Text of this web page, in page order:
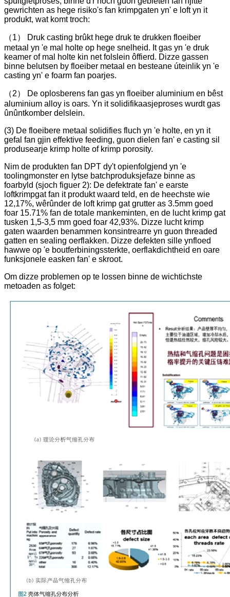
gewrichten as hege risiko's fan krimpgaten yn' e loft yn it
produkt, wat komt troch:
（1） Druk casting brûkt hege druk te drukken floeiber
metaal yn 'e mal holte op hege snelheid. It gas yn 'e druk
keamer of mal holte kin net folslein ôffierd. Dizze gassen
binne belutsen by floeiber metaal en besteane úteinlik yn 'e
casting yn' e foarm fan poarjes.
（2） De oplosberens fan gas yn floeiber aluminium en bêst
aluminium alloy is oars. Yn it solidifikaasjeproses wurdt gas
ûnûntkomber delslein.
(3) De floeibere metaal solidifies fluch yn 'e holte, en yn it
gefal fan gjin effektive feeding, guon dielen fan' e casting sil
produsearje krimp holte of krimp porosity.
Nim de produkten fan DPT dy't opienfolgjend yn 'e
toolingmonster en lytse batchproduksjefaze binne as
foarbyld (sjoch figuer 2): De defektrate fan' e earste
loftkrimpgat fan it produkt waard teld, en de heechste wie
12,17%, wêrûnder de loft krimp gat grutter as 3.5mm goed
foar 15.71% fan de totale mankeminten, en de lucht krimp gat
tusken 1,5-3,5 mm goed foar 42,93%. Dizze lucht krimp
gaten waarden benammen konsintrearre yn guon threaded
gatten en sealing oerflakken. Dizze defekten sille ynfloed
hawwe op 'e boutferbiningssterkte, oerflakdichtheid en oare
funksjonele easken fan' e skroot.
Om dizze problemen op te lossen binne de wichtichste
metoaden as folget: